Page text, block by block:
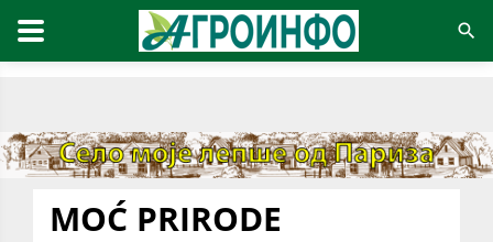
MOĆ PRIRODE